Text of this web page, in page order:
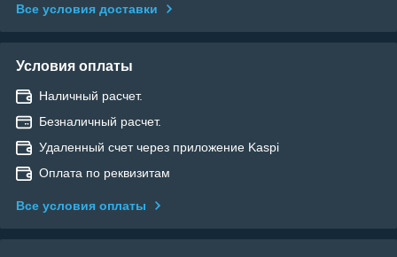
Все условия доставки
Условия оплаты
Наличный расчет.
Безналичный расчет.
Удаленный счет через приложение Kaspi
Оплата по реквизитам
Все условия оплаты